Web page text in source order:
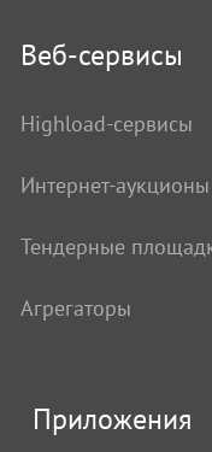
Веб-сервисы
Highload-сервисы
Интернет-аукционы
Тендерные
Агрегаторы
Приложения